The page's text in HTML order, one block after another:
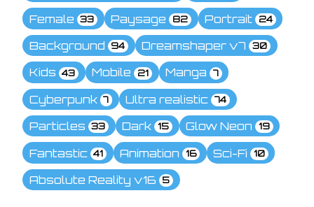
Female 33 Paysage 82 Portrait 24
Background 94 Dreamshaper v7 30
Kids 43 Mobile 21 Manga 7
Cyberpunk 7 Ultra realistic 74
Particles 33 Dark 15 Glow Neon 19
Fantastic 41 Animation 16 Sci-Fi 10
Absolute Reality v16 5